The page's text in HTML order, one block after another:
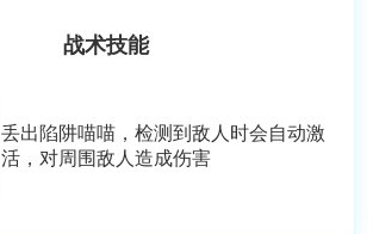
战术技能
丢出陷阱喵喵，检测到敌人时会自动激
活，对周围敌人造成伤害